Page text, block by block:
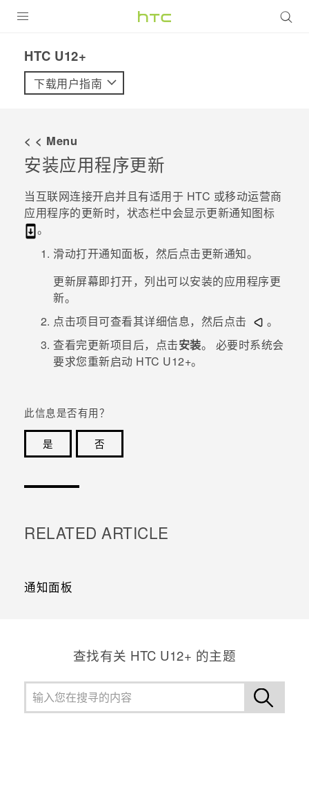
VIVE
支持帮助
在线客服
HTC U12+‎
下载用户指南
< < Menu
安装应用程序更新
当互联网连接开启并且有适用于 HTC 或移动运营商
应用程序的更新时，状态栏中会显示更新通知图标
。
滑动打开通知面板，然后点击更新通知。
更新屏幕即打开，列出可以安装的应用程序更
新。
点击项目可查看其详细信息，然后点击
。
查看完更新项目后，点击安装。 必要时系统会
要求您重新启动 HTC U12+。
此信息是否有用？
是
否
RELATED ARTICLE
通知面板
查找有关 HTC U12+ 的主题